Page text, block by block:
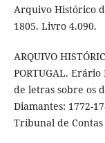
Arquivo Histórico
1805. Livro 4.090.
ARQUIVO
PORTUGAL.
de letras sobre os
Diamantes: 1772-
Tribunal de